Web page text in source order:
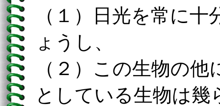
（１）日光を常に
ょうし、
（２）この生物の
としている生物は